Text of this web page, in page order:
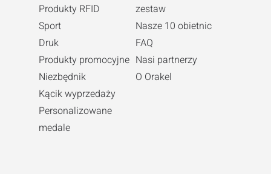
Produkty RFID
Sport
Druk
Produkty promocyjne
Niezbędnik
Kącik wyprzedaży
Personalizowane
medale
zestaw
Nasze 10 obietnic
FAQ
Nasi partnerzy
O Orakel